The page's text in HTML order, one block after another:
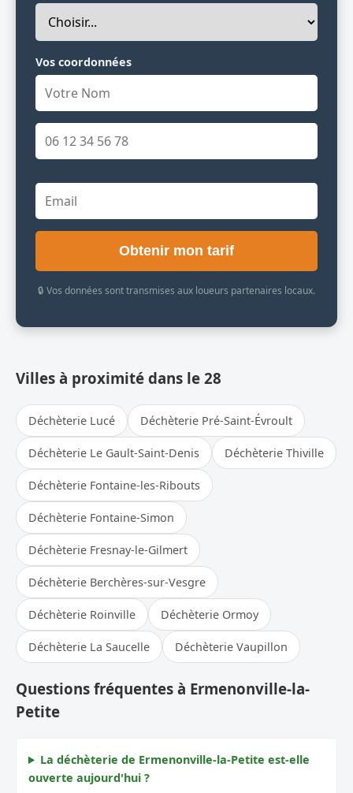
Vos coordonnées
Obtenir mon tarif
🔒 Vos données sont transmises aux loueurs partenaires locaux.
Villes à proximité dans le 28
Déchèterie Lucé Déchèterie Pré-Saint-Évroult
Déchèterie Le Gault-Saint-Denis Déchèterie Thiville
Déchèterie Fontaine-les-Ribouts
Déchèterie Fontaine-Simon
Déchèterie Fresnay-le-Gilmert
Déchèterie Berchères-sur-Vesgre
Déchèterie Roinville Déchèterie Ormoy
Déchèterie La Saucelle Déchèterie Vaupillon
Questions fréquentes à Ermenonville-la-
Petite
La déchèterie de Ermenonville-la-Petite est-elle
ouverte aujourd'hui ?